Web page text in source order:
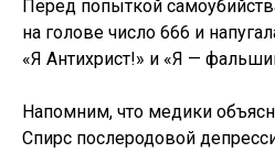
Перед попыткой
на голове число 666 и
«Я Антихрист!» и «Я —
Напомним, что медики
Спирс послеродовой